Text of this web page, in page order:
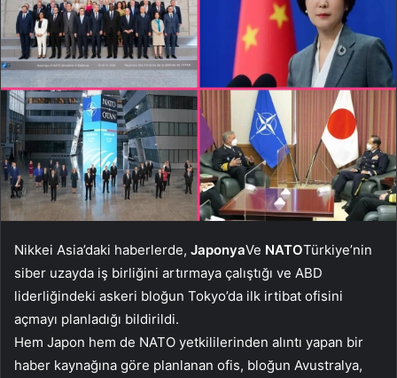
Nikkei Asia’daki haberlerde, JaponyaVe NATOTürkiye’nin
siber uzayda iş birliğini artırmaya çalıştığı ve ABD
liderliğindeki askeri bloğun Tokyo’da ilk irtibat ofisini
açmayı planladığı bildirildi.
Hem Japon hem de NATO yetkililerinden alıntı yapan bir
haber kaynağına göre planlanan ofis, bloğun Avustralya,